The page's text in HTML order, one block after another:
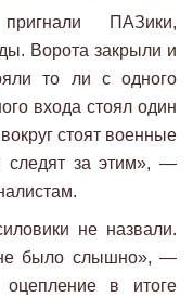
ПАЗики,
Ворота закрыли и
то ли с одного
входа стоял один
стоят военные
следят за этим», —
не назвали.
не было слышно», —
в итоге